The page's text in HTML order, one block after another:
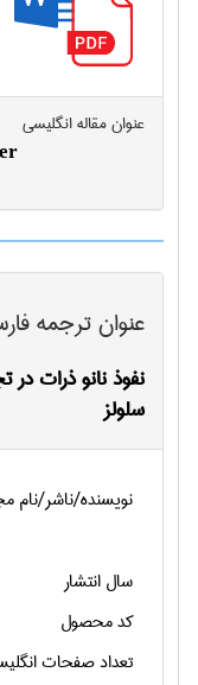
عنوان مقاله انگليسی
عنوان ترجمه
نفوذ نانو ذرات
سلولز
نویسنده/ناشر/نام
سال انتشار
کد محصول
تعداد صفحات